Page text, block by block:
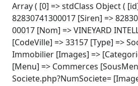
Array ( [0] => stdClass Object (
82830741300017 [Siren] =>
00017 [Nom] => VINEYARD
[CodeVille] => 33157 [Type] =>
Immobilier [Images] =>
[Menu] => Commerces
Societe.php?NumSociete=